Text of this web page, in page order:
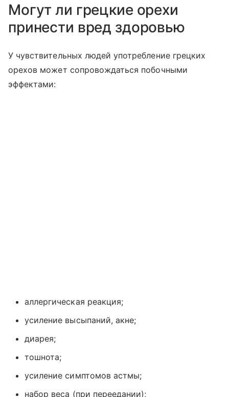
Могут ли грецкие орехи
принести вред здоровью
У чувствительных людей употребление грецких
орехов может сопровождаться побочными
эффектами:
аллергическая реакция;
усиление высыпаний, акне;
диарея;
тошнота;
усиление симптомов астмы;
набор веса (при переедании);